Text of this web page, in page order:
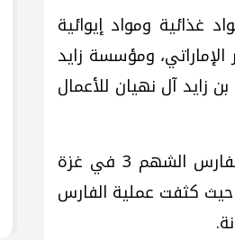
ومواد غذائية ومواد إيوائية
ومؤسسة زايد
زايد آل نهيان للأعمال
وتتزامن هذه المساعدات مع انطلاق المرحلة الأكبر من عملية الفارس الشهم 3 في غزة
حيث كثفت عملية الفارس